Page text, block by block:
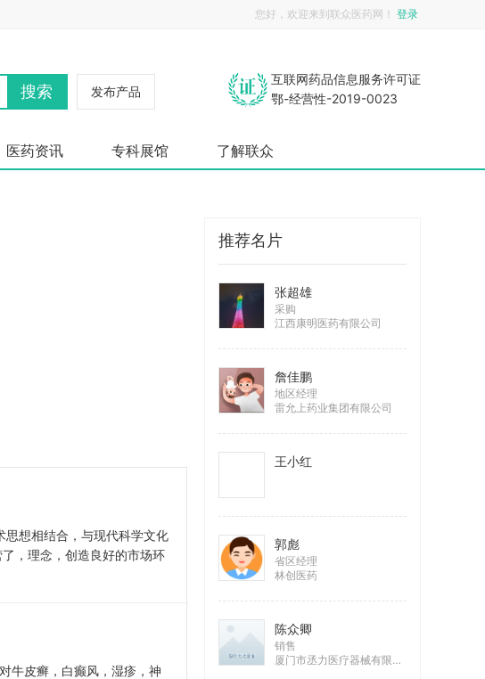
您好，欢迎来到联众医药网！ 登录
互联网药品信息服务许可证
鄂-经营性-2019-0023
搜索 发布产品
医药资讯 专科展馆 了解联众
思想相结合，与现代科学文化
，理念，创造良好的市场环
牛皮癣，白癫风，湿疹，神
推荐名片
张超雄
采购
江西康明医药有限公司
詹佳鹏
地区经理
雷允上药业集团有限公司
王小红
郭彪
省区经理
林创医药
陈众卿
销售
厦门市丞力医疗器械有限公司